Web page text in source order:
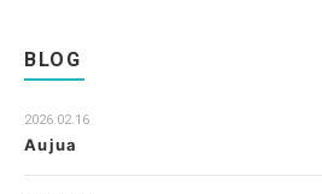
BLOG
2026.02.16
Aujua